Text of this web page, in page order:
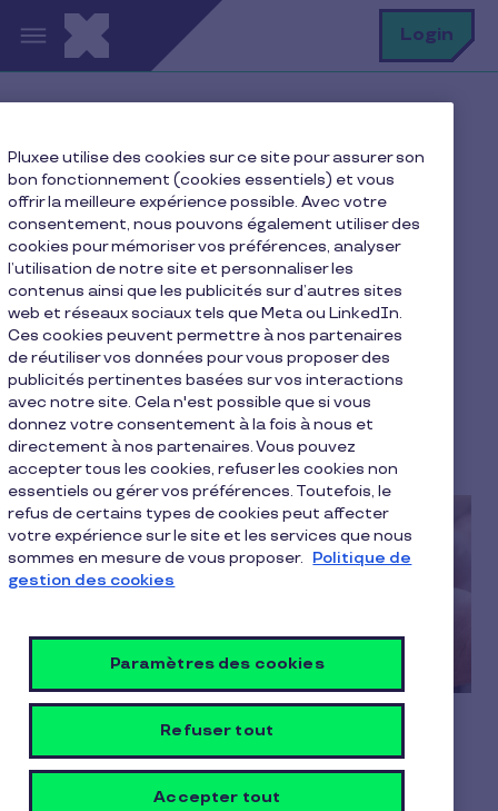
Aller au contenu principal Login
Notre actualité
Après le lancement de la carte en mai dernier, Sodexo
Pay arrive !
Après le lancement de la
carte en mai dernier,
Sodexo Pay arrive !
2 min de lecture 11.01.2022
Quels sont les avantages du paiement
mobile pour les chèques repas ? Sodexo
Pay permet d’utiliser ses chèques repas
Pluxee utilise des cookies sur ce site pour assurer son
bon fonctionnement (cookies essentiels) et vous
offrir la meilleure expérience possible. Avec votre
consentement, nous pouvons également utiliser des
cookies pour mémoriser vos préférences, analyser
l’utilisation de notre site et personnaliser les
contenus ainsi que les publicités sur d’autres sites
web et réseaux sociaux tels que Meta ou LinkedIn.
Ces cookies peuvent permettre à nos partenaires
de réutiliser vos données pour vous proposer des
publicités pertinentes basées sur vos interactions
avec notre site. Cela n'est possible que si vous
donnez votre consentement à la fois à nous et
directement à nos partenaires. Vous pouvez
accepter tous les cookies, refuser les cookies non
essentiels ou gérer vos préférences. Toutefois, le
refus de certains types de cookies peut affecter
votre expérience sur le site et les services que nous
sommes en mesure de vous proposer. Politique de
gestion des cookies
Paramètres des cookies
Refuser tout
Accepter tout